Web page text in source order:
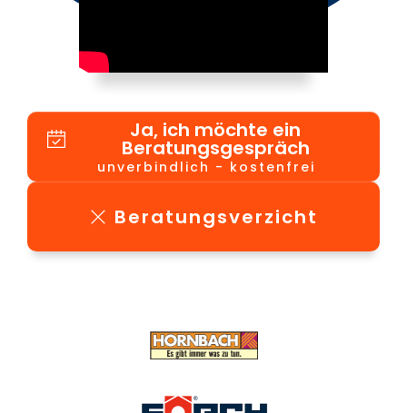
Ja, ich möchte ein
Beratungsgespräch
unverbindlich - kostenfrei
Beratungsverzicht